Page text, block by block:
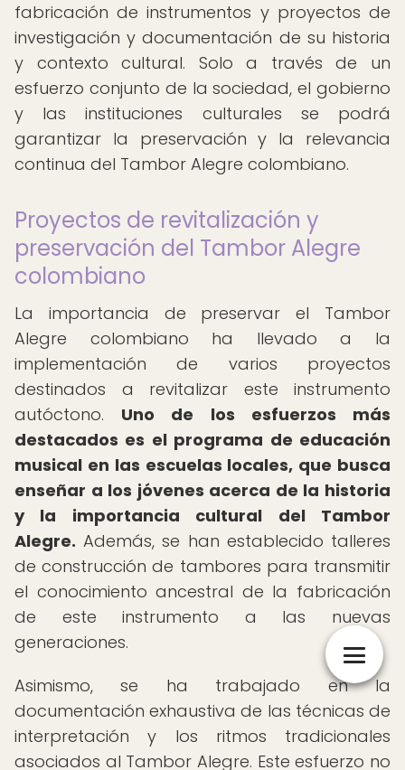
fabricación de instrumentos y proyectos de
investigación y documentación de su historia
y contexto cultural. Solo a través de un
esfuerzo conjunto de la sociedad, el gobierno
y las instituciones culturales se podrá
garantizar la preservación y la relevancia
continua del Tambor Alegre colombiano.
Proyectos de revitalización y
preservación del Tambor Alegre
colombiano
La importancia de preservar el Tambor
Alegre colombiano ha llevado a la
implementación de varios proyectos
destinados a revitalizar este instrumento
autóctono. Uno de los esfuerzos más
destacados es el programa de educación
musical en las escuelas locales, que busca
enseñar a los jóvenes acerca de la historia
y la importancia cultural del Tambor
Alegre. Además, se han establecido talleres
de construcción de tambores para transmitir
el conocimiento ancestral de la fabricación
de este instrumento a las nuevas
generaciones.
Asimismo, se ha trabajado en la
documentación exhaustiva de las técnicas de
interpretación y los ritmos tradicionales
asociados al Tambor Alegre. Este esfuerzo no